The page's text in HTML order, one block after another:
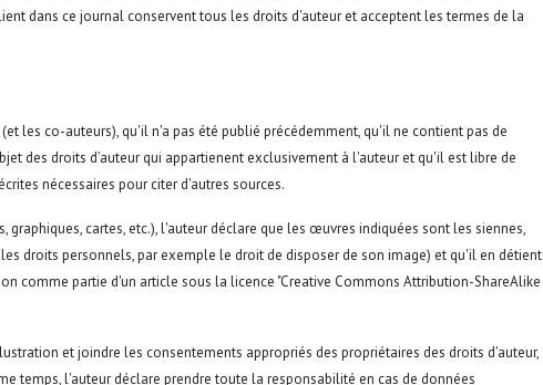
dans ce journal conservent tous les droits d'auteur et acceptent les termes de la
les co-auteurs), qu'il n'a pas été publié précédemment, qu'il ne contient pas de
des droits d’auteur qui appartienent exclusivement à l'auteur et qu'il est libre de
nécessaires pour citer d'autres sources.
cartes, etc.), l'auteur déclare que les œuvres indiquées sont les siennes,
droits personnels, par exemple le droit de disposer de son image) et qu'il en détient
comme partie d'un article sous la licence "Creative Commons Attribution-ShareAlike
et joindre les consentements appropriés des propriétaires des droits d'auteur,
temps, l'auteur déclare prendre toute la responsabilité en cas de données